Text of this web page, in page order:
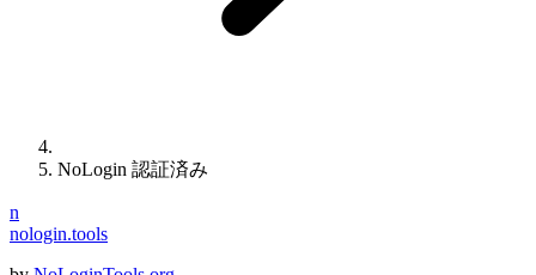
NoLogin 認証済み
n
nologin.tools